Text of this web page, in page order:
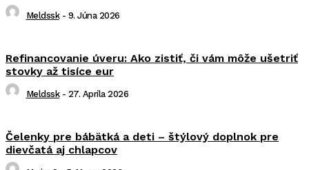
Meldssk - 9. Júna 2026
Refinancovanie úveru: Ako zistiť, či vám môže ušetriť
stovky až tisíce eur
Meldssk - 27. Apríla 2026
Čelenky pre bábätká a deti – štýlový doplnok pre
dievčatá aj chlapcov